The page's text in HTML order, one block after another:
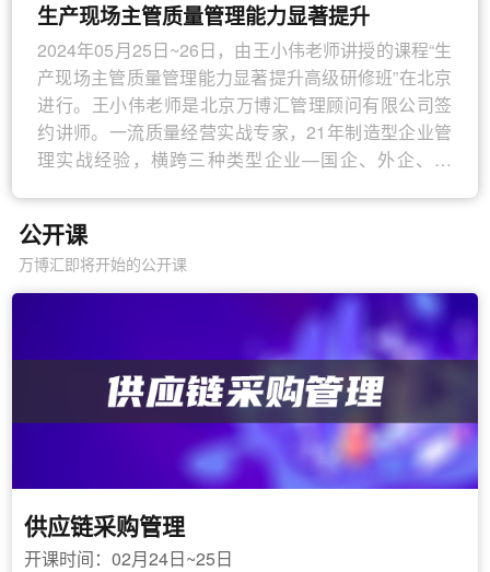
深刻的认识和理解。
2005年负责编写物流紧缺人才的教材，2007年负责编
写供应链高级管理师的教材和考纲。主要出版书籍包
括：《供应链管理和基础》《供应链交付流程与实
施》《供应链生产流程与库存》《供应链采购流程与
采购工作。作为一流的采购专家，他具有超过20年的
采购实战经验和超过10年的培训教育经历。他具备独
立开发和定制采购管理领域和商务谈判领域培训课程
的能力。
生产现场主管质量管理能力显著提升
2024年05月25日~26日，由王小伟老师讲授的课程“生
产现场主管质量管理能力显著提升高级研修班”在北京
进行。王小伟老师是北京万博汇管理顾问有限公司签
约讲师。一流质量经营实战专家，21年制造型企业管
理实战经验，横跨三种类型企业—国企、外企、民
仕达电器集团总裁助理、全球前十大眼镜制造企业香
港雅视集团品质经理、浙江知名企业金磐机电集团常
务副总裁。至今为止7年培训咨询经历（具体祥见工作
履历），公开课场次超200场次，内训课超700多天，
培训人数超5万多人，培训满意率平均不低于90%；培
训过的知名客户有：美的集团、太原钢铁集团、奇瑞
汽车、吉利汽车、广汽本田、上海外高桥造船厂、东
风日产、成都飞机制造集团、中联重科、韩国现代等
公开课
万博汇即将开始的公开课
供应链采购管理
开课时间：02月24日~25日